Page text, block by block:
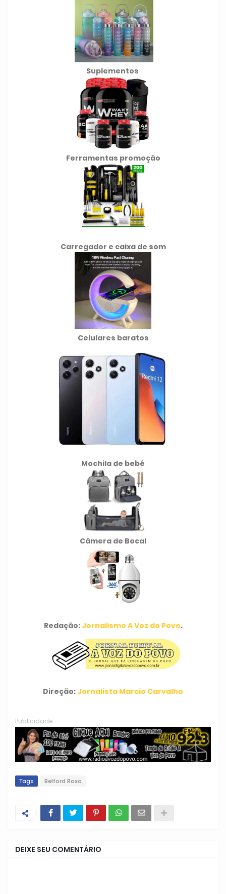
Suplementos
Ferramentas promoção
Carregador e caixa de som
Celulares baratos
Mochila de bebê
Câmera de Bocal
Redação: Jornalismo A Voz do Povo.
Direção: Jornalista Marcio Carvalho
Publicidade
Tags Belford Roxo
DEIXE SEU COMENTÁRIO